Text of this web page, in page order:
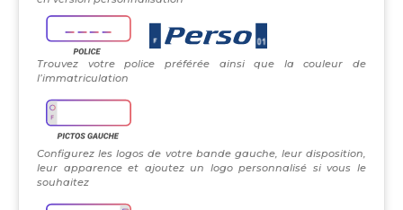
Trouvez votre police préférée ainsi que la couleur de
l’immatriculation
Configurez les logos de votre bande gauche, leur disposition,
leur apparence et ajoutez un logo personnalisé si vous le
souhaitez